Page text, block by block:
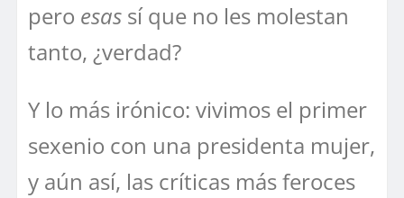
pero esas sí que no les molestan
tanto, ¿verdad?
Y lo más irónico: vivimos el primer
sexenio con una presidenta mujer,
y aún así, las críticas más feroces